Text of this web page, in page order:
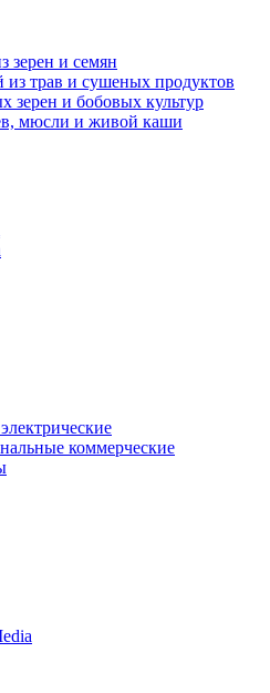
зерен и семян
из трав и сушеных продуктов
зерен и бобовых культур
мюсли и живой каши
коммерческие